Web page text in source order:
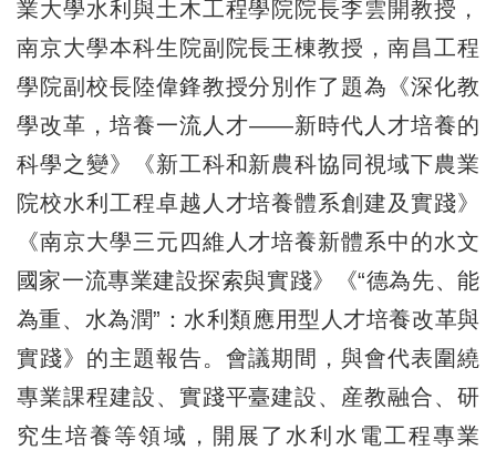
業大學水利與土木工程學院院長李雲開教授，
南京大學本科生院副院長王棟教授，南昌工程
學院副校長陸偉鋒教授分別作了題為《深化教
學改革，培養一流人才——新時代人才培養的
科學之變》《新工科和新農科協同視域下農業
院校水利工程卓越人才培養體系創建及實踐》
《南京大學三元四維人才培養新體系中的水文
國家一流專業建設探索與實踐》《“德為先、能
為重、水為潤”：水利類應用型人才培養改革與
實踐》的主題報告。會議期間，與會代表圍繞
專業課程建設、實踐平臺建設、産教融合、研
究生培養等領域，開展了水利水電工程專業